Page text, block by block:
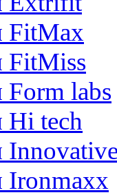
FitMax
FitMiss
labs
Hi tech
Ironmaxx